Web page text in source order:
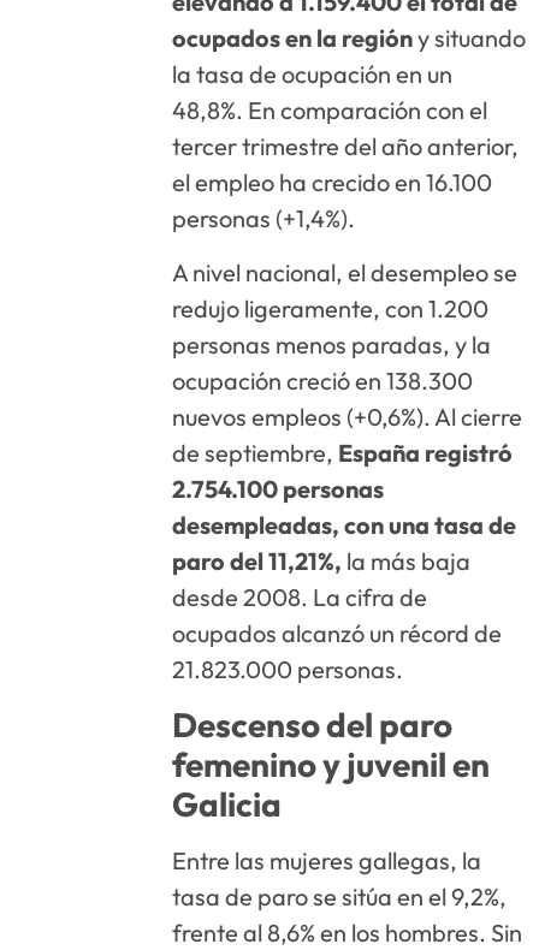
ocupados en la regióny situando
la tasa de ocupación en un
48,8%. En comparación con el
tercer trimestre del año anterior,
el empleo ha crecido en 16.100
personas (+1,4%).
A nivel nacional, el desempleo se
redujo ligeramente, con 1.200
personas menos paradas, y la
ocupación creció en 138.300
nuevos empleos (+0,6%). Al cierre
de septiembre, España registró
2.754.100 personas
desempleadas, con una tasa de
paro del 11,21%, la más baja
desde 2008. La cifra de
ocupados alcanzó un récord de
21.823.000 personas.
Descenso del paro
femenino y juvenil en
Galicia
Entre las mujeres gallegas, la
tasa de paro se sitúa en el 9,2%,
frente al 8,6% en los hombres. Sin